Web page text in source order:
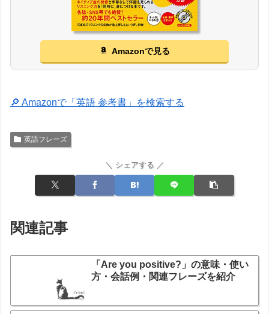
Amazonで見る
🔎 Amazonで「英語 参考書」を検索する
英語フレーズ
＼ シェアする ／
関連記事
「Are you positive?」の意味・使い
方・会話例・関連フレーズを紹介